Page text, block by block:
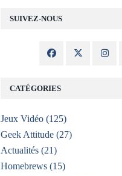
SUIVEZ-NOUS
CATÉGORIES
Jeux Vidéo (125)
Geek Attitude (27)
Actualités (21)
Homebrews (15)